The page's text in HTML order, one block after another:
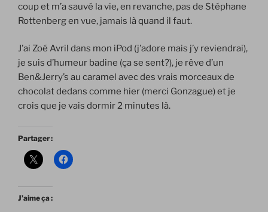
coup et m’a sauvé la vie, en revanche, pas de Stéphane
Rottenberg en vue, jamais là quand il faut.
J’ai Zoé Avril dans mon iPod (j’adore mais j’y reviendrai),
je suis d’humeur badine (ça se sent?), je rêve d’un
Ben&Jerry’s au caramel avec des vrais morceaux de
chocolat dedans comme hier (merci Gonzague) et je
crois que je vais dormir 2 minutes là.
Partager :
J’aime ça :